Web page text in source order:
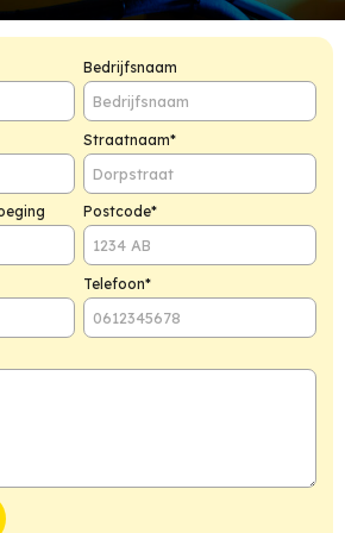
Bedrijfsnaam
Straatnaam*
Postcode*
Telefoon*